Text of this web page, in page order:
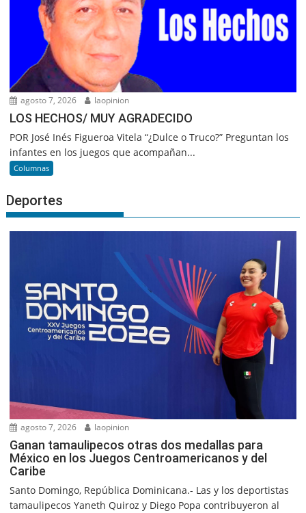
agosto 7, 2026 laopinion
LOS HECHOS/ MUY AGRADECIDO
POR José Inés Figueroa Vitela “¿Dulce o Truco?” Preguntan los
infantes en los juegos que acompañan...
Columnas
Deportes
agosto 7, 2026 laopinion
Ganan tamaulipecos otras dos medallas para
México en los Juegos Centroamericanos y del
Caribe
Santo Domingo, República Dominicana.- Las y los deportistas
tamaulipecos Yaneth Quiroz y Diego Popa contribuyeron al